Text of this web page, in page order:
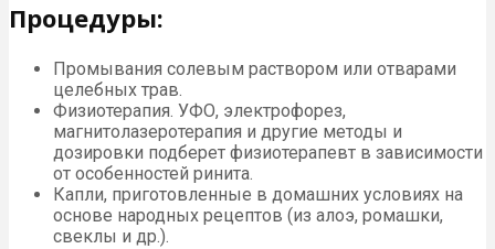
Процедуры:
Промывания солевым раствором или отварами
целебных трав.
Физиотерапия. УФО, электрофорез,
магнитолазеротерапия и другие методы и
дозировки подберет физиотерапевт в зависимости
от особенностей ринита.
Капли, приготовленные в домашних условиях на
основе народных рецептов (из алоэ, ромашки,
свеклы и др.).